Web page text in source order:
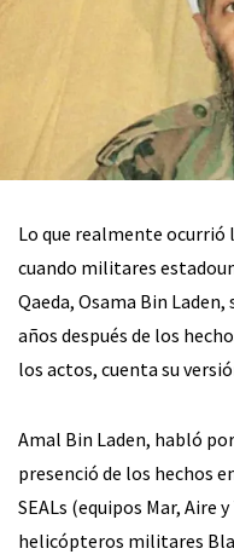
Lo que realmente ocurrió
cuando militares
Qaeda, Osama Bin
años después de los
los actos, cuenta su
Amal Bin Laden, habló
presenció de los hechos
SEALs (equipos Mar, Aire
helicópteros militares